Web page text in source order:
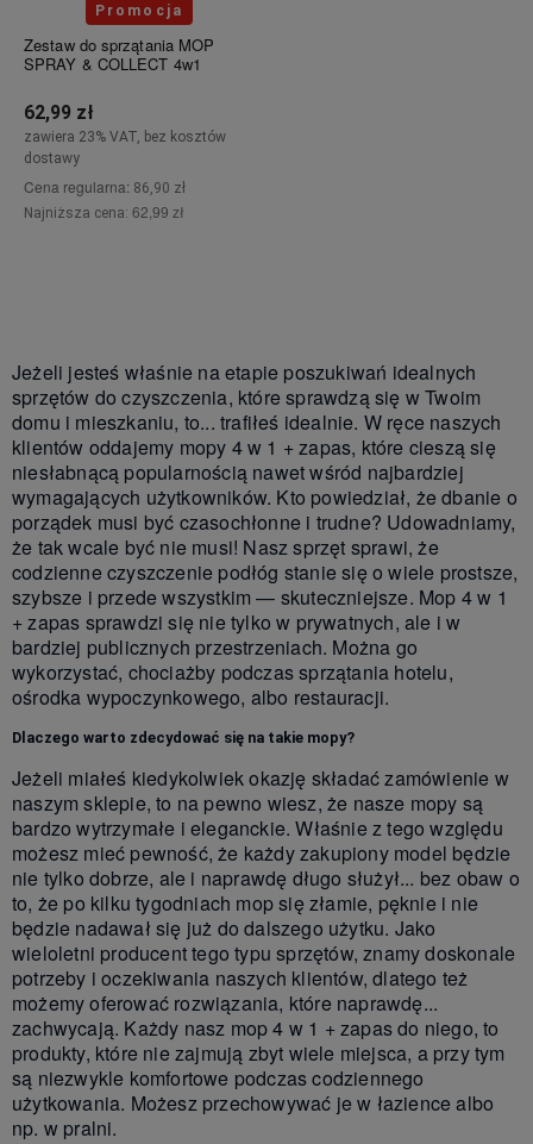
Promocja
Zestaw do sprzątania MOP
SPRAY & COLLECT 4w1
62,99 zł
zawiera 23% VAT, bez kosztów
dostawy
Cena regularna: 86,90 zł
Najniższa cena: 62,99 zł
Jeżeli jesteś właśnie na etapie poszukiwań idealnych
sprzętów do czyszczenia, które sprawdzą się w Twoim
domu i mieszkaniu, to... trafiłeś idealnie. W ręce naszych
klientów oddajemy mopy 4 w 1 + zapas, które cieszą się
niesłabnącą popularnością nawet wśród najbardziej
wymagających użytkowników. Kto powiedział, że dbanie o
porządek musi być czasochłonne i trudne? Udowadniamy,
że tak wcale być nie musi! Nasz sprzęt sprawi, że
codzienne czyszczenie podłóg stanie się o wiele prostsze,
szybsze i przede wszystkim — skuteczniejsze. Mop 4 w 1
+ zapas sprawdzi się nie tylko w prywatnych, ale i w
bardziej publicznych przestrzeniach. Można go
wykorzystać, chociażby podczas sprzątania hotelu,
ośrodka wypoczynkowego, albo restauracji.
Dlaczego warto zdecydować się na takie mopy?
Jeżeli miałeś kiedykolwiek okazję składać zamówienie w
naszym sklepie, to na pewno wiesz, że nasze mopy są
bardzo wytrzymałe i eleganckie. Właśnie z tego względu
możesz mieć pewność, że każdy zakupiony model będzie
nie tylko dobrze, ale i naprawdę długo służył... bez obaw o
to, że po kilku tygodniach mop się złamie, pęknie i nie
będzie nadawał się już do dalszego użytku. Jako
wieloletni producent tego typu sprzętów, znamy doskonale
potrzeby i oczekiwania naszych klientów, dlatego też
możemy oferować rozwiązania, które naprawdę...
zachwycają. Każdy nasz mop 4 w 1 + zapas do niego, to
produkty, które nie zajmują zbyt wiele miejsca, a przy tym
są niezwykle komfortowe podczas codziennego
użytkowania. Możesz przechowywać je w łazience albo
np. w pralni.